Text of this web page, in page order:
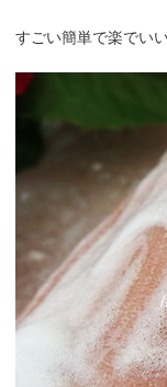
すごい簡単で楽でい